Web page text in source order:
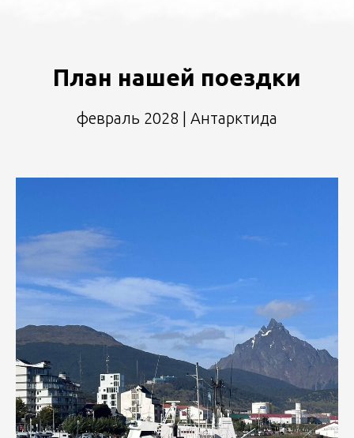
План нашей поездки
февраль 2028 | Антарктида